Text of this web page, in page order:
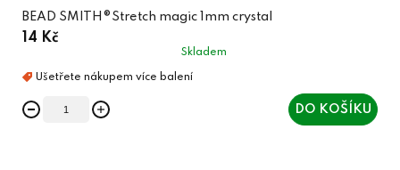
BEAD SMITH®Stretch magic 1mm crystal
14 Kč
Skladem
DO KOŠÍKU